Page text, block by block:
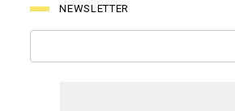
NEWSLETTER